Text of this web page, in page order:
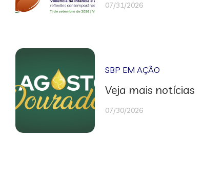
07/31/2026
SBP EM AÇÃO
Veja mais notícias
07/30/2026